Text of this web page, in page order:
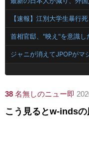
38 名無しのニュー即
こう見るとw-inds